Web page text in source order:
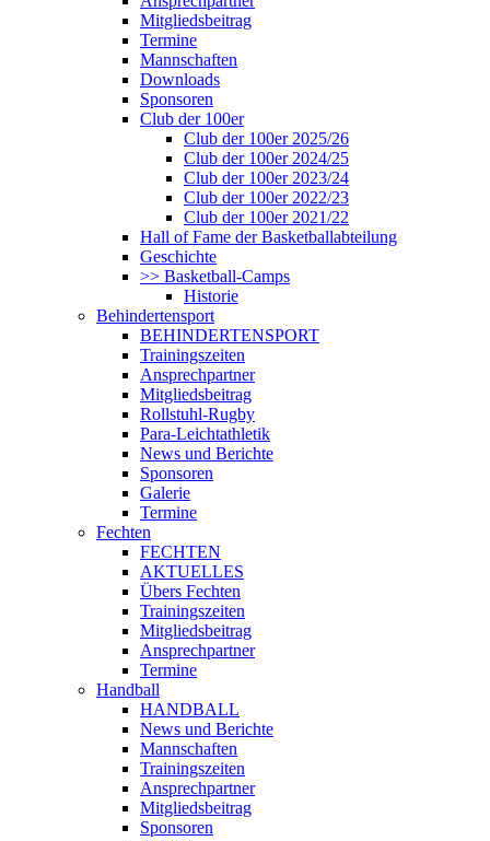
Mitgliedsbeitrag
Termine
Mannschaften
Downloads
Sponsoren
Club der 100er
Club der 100er 2025/26
Club der 100er 2024/25
Club der 100er 2023/24
Club der 100er 2022/23
Club der 100er 2021/22
Hall of Fame der Basketballabteilung
Geschichte
>> Basketball-Camps
Historie
Behindertensport
BEHINDERTENSPORT
Trainingszeiten
Ansprechpartner
Mitgliedsbeitrag
Rollstuhl-Rugby
Para-Leichtathletik
News und Berichte
Sponsoren
Galerie
Termine
Fechten
FECHTEN
AKTUELLES
Übers Fechten
Trainingszeiten
Mitgliedsbeitrag
Ansprechpartner
Termine
Handball
HANDBALL
News und Berichte
Mannschaften
Trainingszeiten
Ansprechpartner
Mitgliedsbeitrag
Sponsoren